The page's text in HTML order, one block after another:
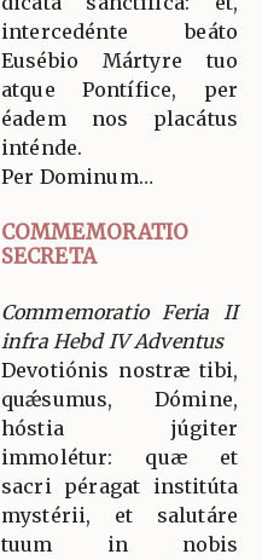
intercedénte beáto
Eusébio Mártyre tuo
atque Pontífice, per
éadem nos placátus
inténde.
Per Dominum…
COMMEMORATIO
SECRETA
Commemoratio Feria II
infra Hebd IV Adventus
Devotiónis nostræ tibi,
quǽsumus, Dómine,
hóstia júgiter
immolétur: quæ et
sacri péragat institúta
mystérii, et salutáre
tuum in nobis